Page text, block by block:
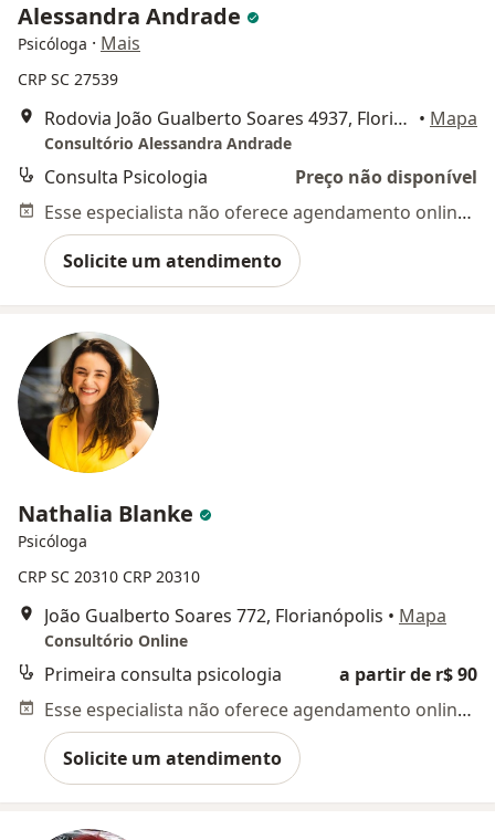
Alessandra Andrade
Psicóloga · Mais
CRP SC 27539
Rodovia João Gualberto Soares 4937, Florianópolis • Mapa
Consultório Alessandra Andrade
Consulta Psicologia
Preço não disponível
Esse especialista não oferece agendamento online para esse endereço.
Solicite um atendimento
Nathalia Blanke
Psicóloga
CRP SC 20310 CRP 20310
João Gualberto Soares 772, Florianópolis • Mapa
Consultório Online
Primeira consulta psicologia
a partir de r$ 90
Esse especialista não oferece agendamento online para esse endereço.
Solicite um atendimento